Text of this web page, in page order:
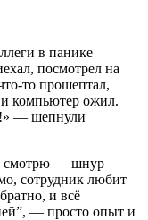
в панике
посмотрел на
то прошептал,
компьютер ожил.
— шепнули
смотрю — шнур
сотрудник любит
и всё
— просто опыт и